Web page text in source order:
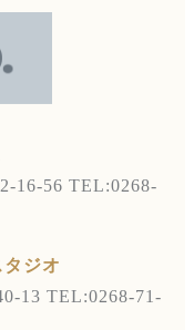
16-56 TEL:0268-
ジオ
13 TEL:0268-71-